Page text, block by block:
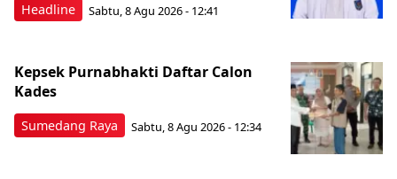
Headline Sabtu, 8 Agu 2026 - 12:41
Sumedang Raya
Kepsek Purnabhakti Daftar Calon
Kades
Sabtu, 8 Agu 2026 - 12:34